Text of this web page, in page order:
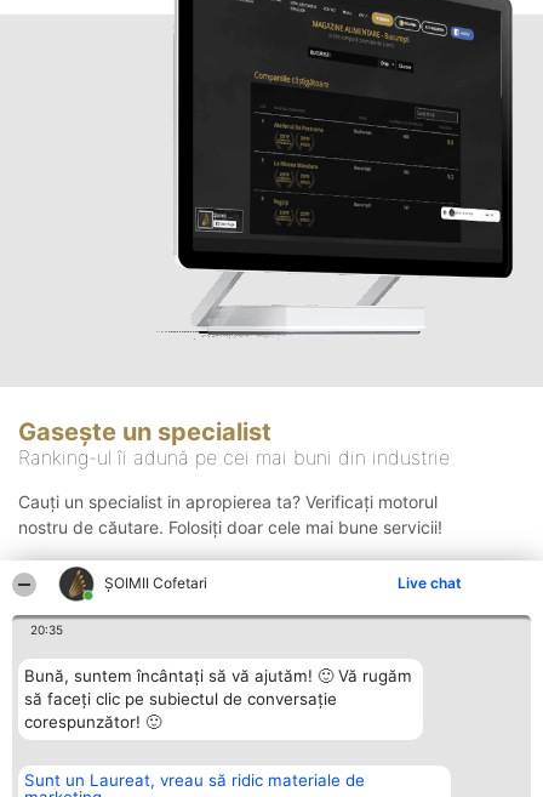
ȘOIMII Cofetari Live chat
20:35
Bună, suntem încântați să vă ajutăm! 🙂 Vă rugăm
să faceți clic pe subiectul de conversație
corespunzător! 🙂
Sunt un Laureat, vreau să ridic materiale de
Gasește un specialist
Ranking-ul îi adună pe cei mai buni din industrie
Cauți un specialist in apropierea ta? Verificați motorul
nostru de căutare. Folosiți doar cele mai bune servicii!
Organizator Ranking Plebiscyt Contact